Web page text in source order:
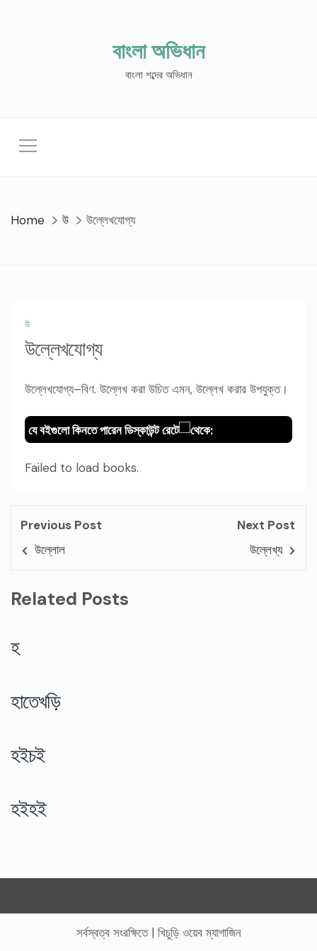
বাংলা অভিধান
বাংলা শব্দের অভিধান
Home উ উল্লেখযোগ্য
উ
উল্লেখযোগ্য
উল্লেখযোগ্য–বিণ. উল্লেখ করা উচিত এমন, উল্লেখ করার উপযুক্ত।
যে বইগুলো কিনতে পারেন ডিস্কাউন্ট রেটে থেকে:
Failed to load books.
Previous Post
উল্লোল
Next Post
উল্লেখ্য
Related Posts
হ
হাতেখড়ি
হইচই
হইহই
সর্বস্বত্ব সংরক্ষিতে | খিচুড়ি ওয়েব ম্যাগাজিন